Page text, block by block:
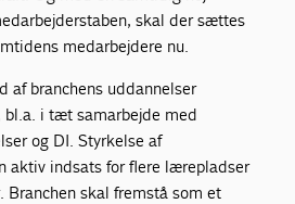
skal der sættes
medarbejdere nu.
af branchens uddannelser
bl.a. i tæt samarbejde med
og DI. Styrkelse af
aktiv indsats for flere lærepladser
Branchen skal fremstå som et